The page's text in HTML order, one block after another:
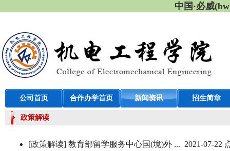
中国·必威
公司首页 合作办学首页 新闻资讯 招生简章
政策解读
[政策解读] 教育部留学服务中心国(境)外 ... 2021-07-22